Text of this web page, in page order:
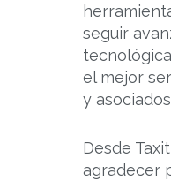
seguir
el mejor
y
Desde
agradecer